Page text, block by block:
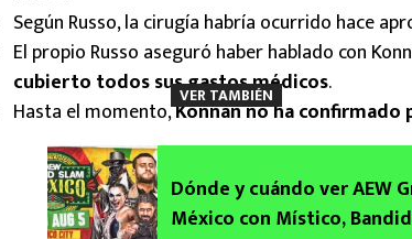
Según Russo, la cirugía habría ocurrido hace
El propio Russo aseguró haber hablado con
cubierto todos sus gastos médicos.
Hasta el momento,Konnan no ha
VER TAMBIÉN
Dónde y cuándo ver AEW
México con Místico,